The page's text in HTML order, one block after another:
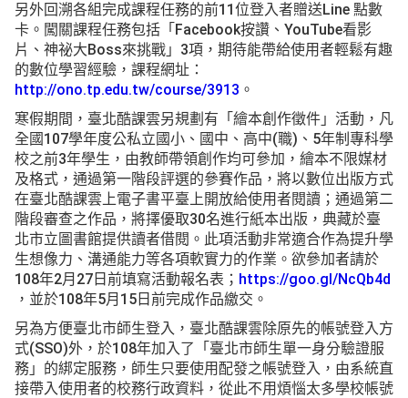
另外回溯各組完成課程任務的前11位登入者贈送Line 點數
卡。闖關課程任務包括「Facebook按讚、YouTube看影
片、神祕大Boss來挑戰」3項，期待能帶給使用者輕鬆有趣
的數位學習經驗，課程網址：
http://ono.tp.edu.tw/course/3913 。
寒假期間，臺北酷課雲另規劃有「繪本創作徵件」活動，凡
全國107學年度公私立國小、國中、高中(職)、5年制專科學
校之前3年學生，由教師帶領創作均可參加，繪本不限媒材
及格式，通過第一階段評選的參賽作品，將以數位出版方式
在臺北酷課雲上電子書平臺上開放給使用者閱讀；通過第二
階段審查之作品，將擇優取30名進行紙本出版，典藏於臺
北市立圖書館提供讀者借閱。此項活動非常適合作為提升學
生想像力、溝通能力等各項軟實力的作業。欲參加者請於
108年2月27日前填寫活動報名表； https://goo.gl/NcQb4d
，並於108年5月15日前完成作品繳交。
另為方便臺北市師生登入，臺北酷課雲除原先的帳號登入方
式(SSO)外，於108年加入了「臺北市師生單一身分驗證服
務」的綁定服務，師生只要使用配發之帳號登入，由系統直
接帶入使用者的校務行政資料，從此不用煩惱太多學校帳號